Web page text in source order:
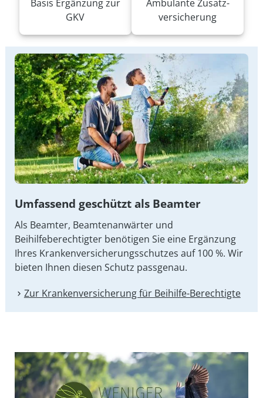
Basis Ergänzung zur
GKV
Ambulante Zusatz­
versicherung
Umfassend geschützt als Beamter
Als Beamter, Beamtenanwärter und
Beihilfeberechtigter benötigen Sie eine Ergänzung
Ihres Kran­ken­ver­si­che­rungs­schut­zes auf 100 %. Wir
bieten Ihnen diesen Schutz passgenau.
Zur Kranken­versicherung für Beihilfe-Berechtigte